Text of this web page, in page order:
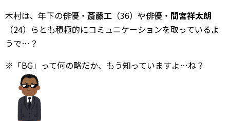
木村は、年下の俳優・ 斎藤工 （36）や俳優・ 間宮祥太朗
（24）らとも積極的にコミュニケーションを取っているよ
うで…？
※「BG」って何の略だか、もう知っていますよ…ね？